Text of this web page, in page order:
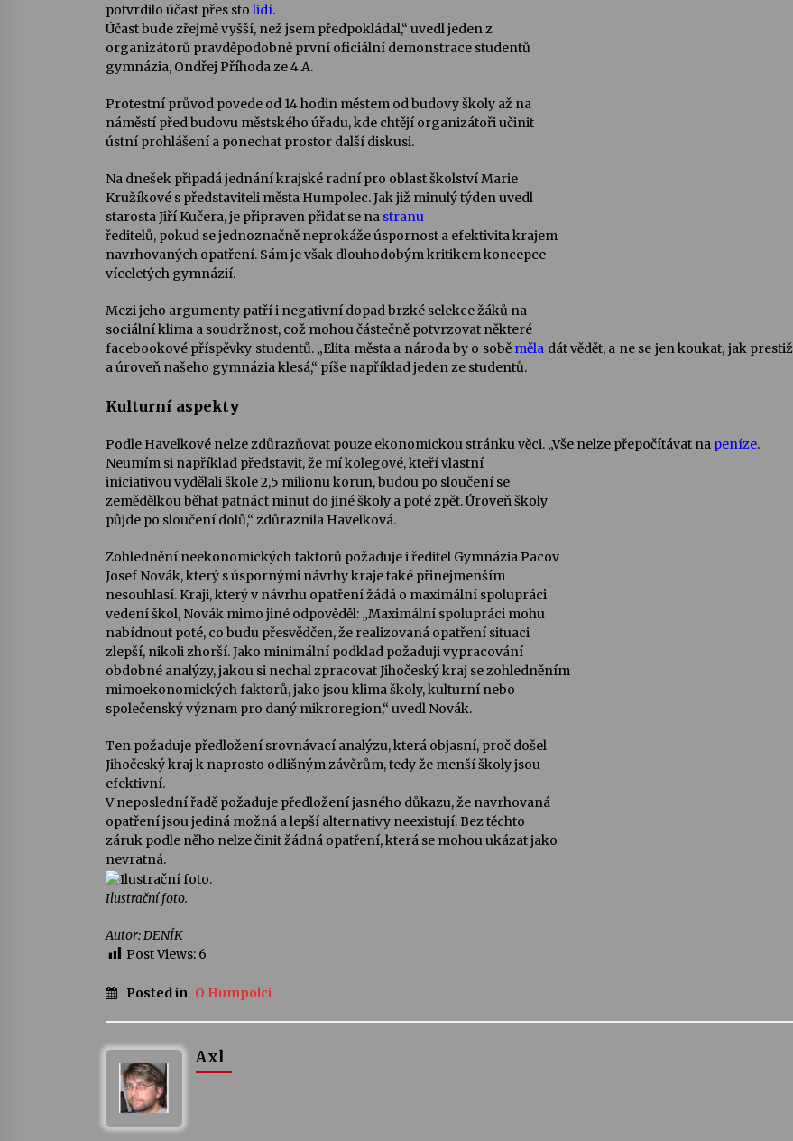
potvrdilo účast přes sto lidí.
Účast bude zřejmě vyšší, než jsem předpokládal,“ uvedl jeden z
organizátorů pravděpodobně první oficiální demonstrace studentů
gymnázia, Ondřej Příhoda ze 4.A.
Protestní průvod povede od 14 hodin městem od budovy školy až na
náměstí před budovu městského úřadu, kde chtějí organizátoři učinit
ústní prohlášení a ponechat prostor další diskusi.
Na dnešek připadá jednání krajské radní pro oblast školství Marie
Kružíkové s představiteli města Humpolec. Jak již minulý týden uvedl
starosta Jiří Kučera, je připraven přidat se na stranu
ředitelů, pokud se jednoznačně neprokáže úspornost a efektivita krajem
navrhovaných opatření. Sám je však dlouhodobým kritikem koncepce
víceletých gymnázií.
Mezi jeho argumenty patří i negativní dopad brzké selekce žáků na
sociální klima a soudržnost, což mohou částečně potvrzovat některé
facebookové příspěvky studentů. „Elita města a národa by o sobě měla dát vědět, a ne se jen koukat, jak prestiž
a úroveň našeho gymnázia klesá,“ píše například jeden ze studentů.
Kulturní aspekty
Podle Havelkové nelze zdůrazňovat pouze ekonomickou stránku věci. „Vše nelze přepočítávat na peníze.
Neumím si například představit, že mí kolegové, kteří vlastní
iniciativou vydělali škole 2,5 milionu korun, budou po sloučení se
zemědělkou běhat patnáct minut do jiné školy a poté zpět. Úroveň školy
půjde po sloučení dolů,“ zdůraznila Havelková.
Zohlednění neekonomických faktorů požaduje i ředitel Gymnázia Pacov
Josef Novák, který s úspornými návrhy kraje také přinejmenším
nesouhlasí. Kraji, který v návrhu opatření žádá o maximální spolupráci
vedení škol, Novák mimo jiné odpověděl: „Maximální spolupráci mohu
nabídnout poté, co budu přesvědčen, že realizovaná opatření situaci
zlepší, nikoli zhorší. Jako minimální podklad požaduji vypracování
obdobné analýzy, jakou si nechal zpracovat Jihočeský kraj se zohledněním
mimoekonomických faktorů, jako jsou klima školy, kulturní nebo
společenský význam pro daný mikroregion,“ uvedl Novák.
Ten požaduje předložení srovnávací analýzu, která objasní, proč došel
Jihočeský kraj k naprosto odlišným závěrům, tedy že menší školy jsou
efektivní.
V neposlední řadě požaduje předložení jasného důkazu, že navrhovaná
opatření jsou jediná možná a lepší alternativy neexistují. Bez těchto
záruk podle něho nelze činit žádná opatření, která se mohou ukázat jako
nevratná.
Ilustrační foto.
Autor: DENÍK
Post Views: 6
Posted in O Humpolci
Axl